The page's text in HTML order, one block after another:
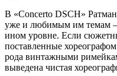
В «Concerto DSCH»
уже и любимым им темам
ином уровне. Если
поставленные
рода винтажными
выведена чистая